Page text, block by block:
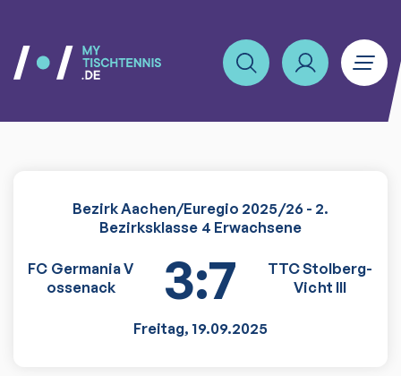
Bezirk Aachen/Euregio 2025/26 - 2.
Bezirksklasse 4 Erwachsene
FC Germania V
ossenack
3:7
TTC Stolberg-
Vicht III
Freitag, 19.09.2025